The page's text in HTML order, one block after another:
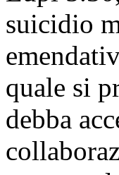
suicidio
quale si
debba